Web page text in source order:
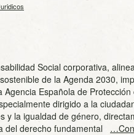
Social corporativa,
de la Agenda 2030,
Agencia Española de
dirigido a la
y la igualdad de género,
del derecho fundamental